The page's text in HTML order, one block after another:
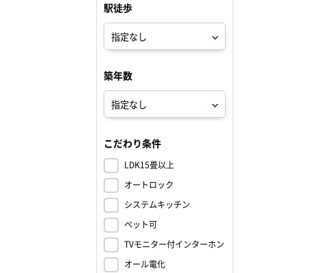
駅徒歩
築年数
こだわり条件
LDK15畳以上
オートロック
システムキッチン
ペット可
TVモニター付インターホン
オール電化